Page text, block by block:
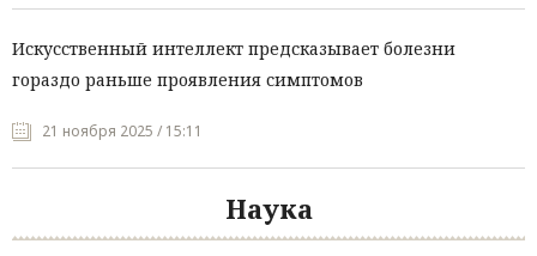
Искусственный интеллект предсказывает болезни
гораздо раньше проявления симптомов
21 ноября 2025 / 15:11
Наука